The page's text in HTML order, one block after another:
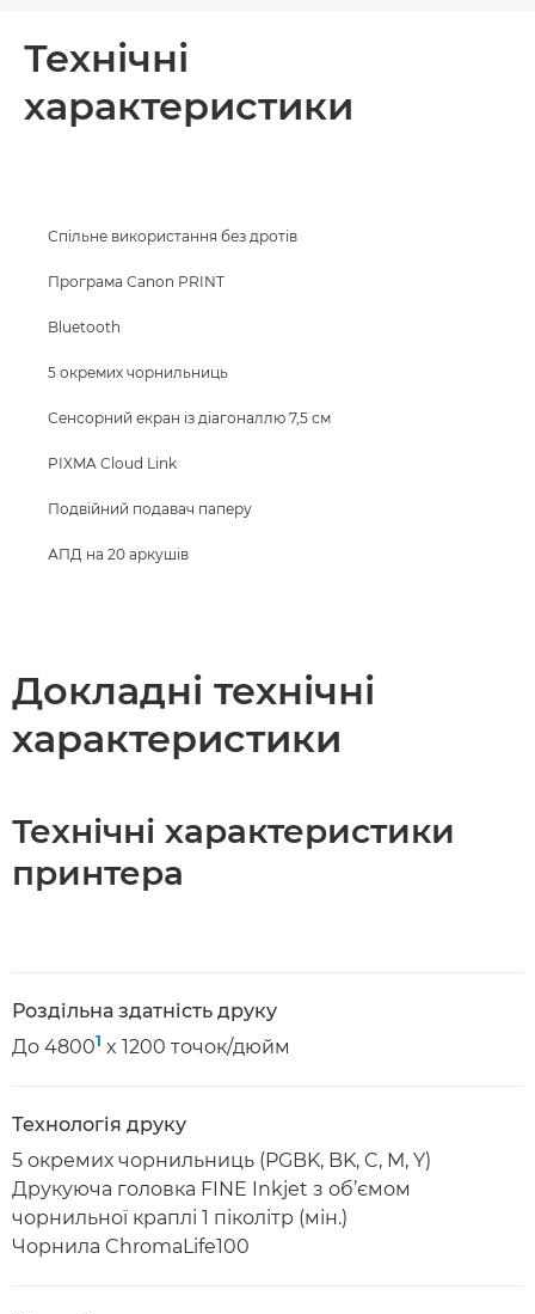
Технічні характеристики
Технічні
характеристики
Спільне використання без дротів
Програма Canon PRINT
Bluetooth
5 окремих чорнильниць
Сенсорний екран із діагоналлю 7,5 см
PIXMA Cloud Link
Подвійний подавач паперу
АПД на 20 аркушів
Докладні технічні
характеристики
Технічні характеристики
принтера
Роздільна здатність друку
До 48001 x 1200 точок/дюйм
Технологія друку
5 окремих чорнильниць (PGBK, BK, C, M, Y)
Друкуюча головка FINE Inkjet з об’ємом
чорнильної краплі 1 піколітр (мін.)
Чорнила ChromaLife100